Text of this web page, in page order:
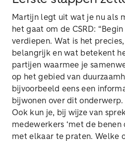
Martijn legt uit wat je nu als
het gaat om de CSRD:
verdiepen. Wat is het
belangrijk en wat betekent
partijen waarmee je
op het gebied van
bijvoorbeeld eens een
bijwonen over dit onderwerp.
Ook kun je, bij wijze van
medewerkers ‘met de benen
met elkaar te praten. Welke